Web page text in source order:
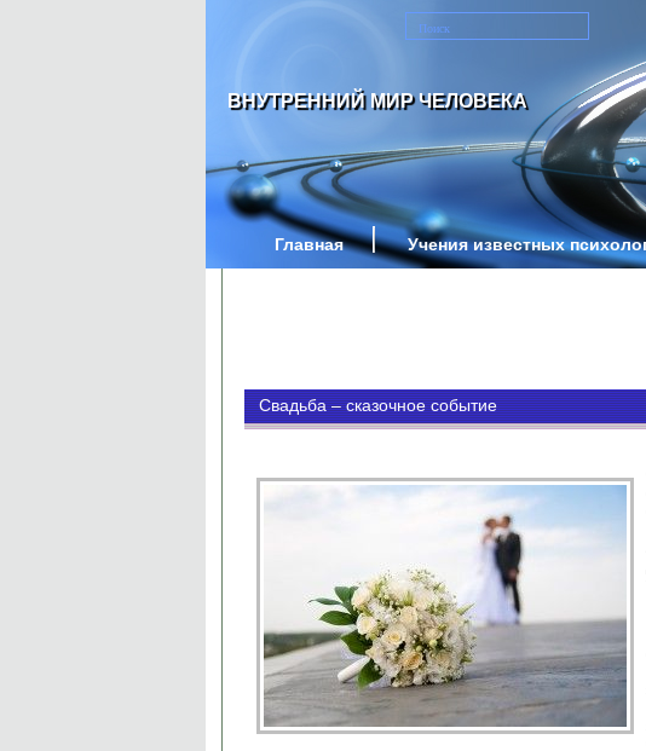
ВНУТРЕННИЙ МИР ЧЕЛОВЕКА
Главная Учения известных
Свадьба – сказочное событие